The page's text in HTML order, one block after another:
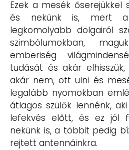
Ezek a mesék őserejükkel
és nekünk is, mert
legkomolyabb dolgairól
szimbólumokban,
emberiség
tudását és akár
akár nem, ott ülni és
legalább nyomokban
átlagos szülők lennénk,
lefekvés előtt, és ez jól
nekünk is, a többit pedig
rejtett antennáinkra.